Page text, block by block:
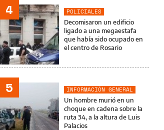
4
POLICIALES
Decomisaron un edificio
ligado a una megaestafa
que había sido ocupado en
el centro de Rosario
5
INFORMACIÓN GENERAL
Un hombre murió en un
choque en cadena sobre la
ruta 34, a la altura de Luis
Palacios